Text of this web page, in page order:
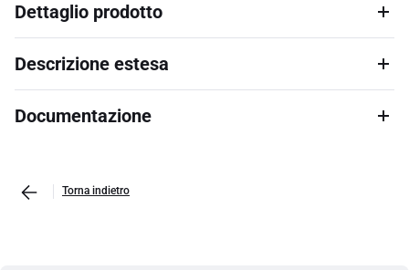
Dettaglio prodotto
Descrizione estesa
Documentazione
Torna indietro